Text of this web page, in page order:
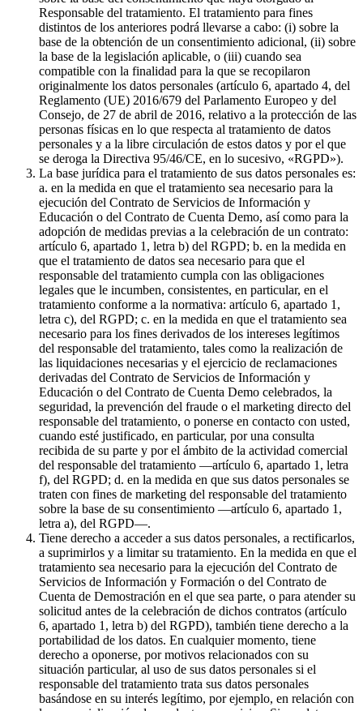
Responsable del tratamiento. El tratamiento para fines
distintos de los anteriores podrá llevarse a cabo: (i) sobre la
base de la obtención de un consentimiento adicional, (ii) sobre
la base de la legislación aplicable, o (iii) cuando sea
compatible con la finalidad para la que se recopilaron
originalmente los datos personales (artículo 6, apartado 4, del
Reglamento (UE) 2016/679 del Parlamento Europeo y del
Consejo, de 27 de abril de 2016, relativo a la protección de las
personas físicas en lo que respecta al tratamiento de datos
personales y a la libre circulación de estos datos y por el que
se deroga la Directiva 95/46/CE, en lo sucesivo, «RGPD»).
La base jurídica para el tratamiento de sus datos personales es:
a. en la medida en que el tratamiento sea necesario para la
ejecución del Contrato de Servicios de Información y
Educación o del Contrato de Cuenta Demo, así como para la
adopción de medidas previas a la celebración de un contrato:
artículo 6, apartado 1, letra b) del RGPD; b. en la medida en
que el tratamiento de datos sea necesario para que el
responsable del tratamiento cumpla con las obligaciones
legales que le incumben, consistentes, en particular, en el
tratamiento conforme a la normativa: artículo 6, apartado 1,
letra c), del RGPD; c. en la medida en que el tratamiento sea
necesario para los fines derivados de los intereses legítimos
del responsable del tratamiento, tales como la realización de
las liquidaciones necesarias y el ejercicio de reclamaciones
derivadas del Contrato de Servicios de Información y
Educación o del Contrato de Cuenta Demo celebrados, la
seguridad, la prevención del fraude o el marketing directo del
responsable del tratamiento, o ponerse en contacto con usted,
cuando esté justificado, en particular, por una consulta
recibida de su parte y por el ámbito de la actividad comercial
del responsable del tratamiento —artículo 6, apartado 1, letra
f), del RGPD; d. en la medida en que sus datos personales se
traten con fines de marketing del responsable del tratamiento
sobre la base de su consentimiento —artículo 6, apartado 1,
letra a), del RGPD—.
Tiene derecho a acceder a sus datos personales, a rectificarlos,
a suprimirlos y a limitar su tratamiento. En la medida en que el
tratamiento sea necesario para la ejecución del Contrato de
Servicios de Información y Formación o del Contrato de
Cuenta de Demostración en el que sea parte, o para atender su
solicitud antes de la celebración de dichos contratos (artículo
6, apartado 1, letra b) del RGPD), también tiene derecho a la
portabilidad de los datos. En cualquier momento, tiene
derecho a oponerse, por motivos relacionados con su
situación particular, al uso de sus datos personales si el
responsable del tratamiento trata sus datos personales
basándose en su interés legítimo, por ejemplo, en relación con